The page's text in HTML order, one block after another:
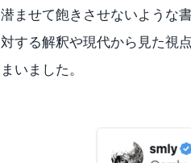
潜ませて飽きさせないような
対する解釈や現代から見た視
まいました。